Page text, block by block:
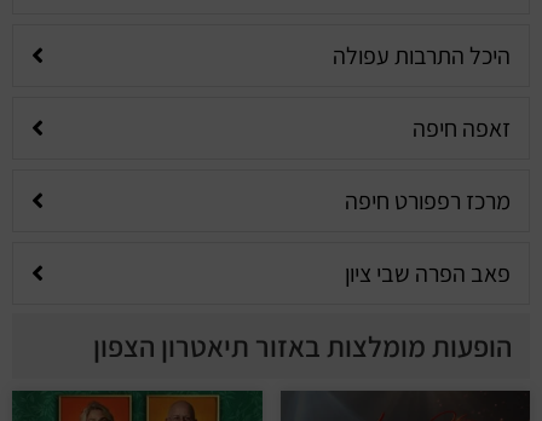
היכל התרבות עפולה
זאפה חיפה
מרכז רפפורט חיפה
פאב הפרה שבי ציון
הופעות מומלצות באזור תיאטרון הצפון